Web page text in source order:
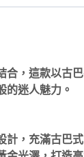
合，這款以古
的迷人魅力。
計，充滿古巴